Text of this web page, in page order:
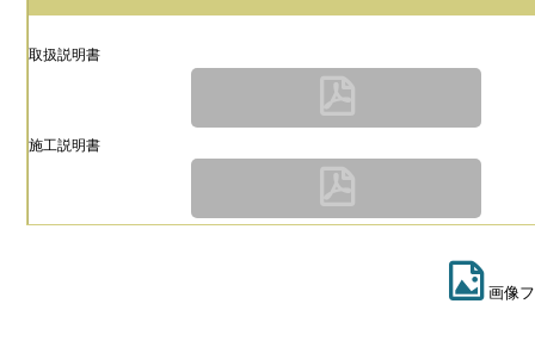
取扱説明書
施工説明書
画像